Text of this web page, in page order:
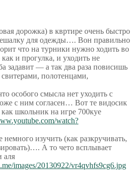
дорожка) в квртире очень быстро
для одежды…. Вон правильно
что на турники нужно ходить во
и прогулка, и уходить не
задавит — а так два раза повисишь
полотенцами,
особого смысла нет уходить с
с ним согласен… Вот те видосик
школьник на игре 700куе
watch?
изучить (как разкручивать,
А то чето всплывает
аля
images/20130922/vr4qvhfs9cg6.jpg